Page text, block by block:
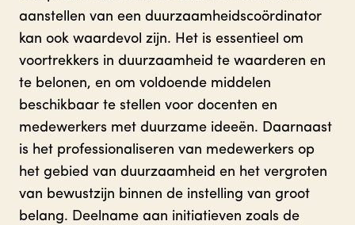
aanstellen van een duurzaamheidscoördinator
kan ook waardevol zijn. Het is essentieel om
voortrekkers in duurzaamheid te waarderen en
te belonen, en om voldoende middelen
beschikbaar te stellen voor docenten en
medewerkers met duurzame ideeën. Daarnaast
is het professionaliseren van medewerkers op
het gebied van duurzaamheid en het vergroten
van bewustzijn binnen de instelling van groot
belang. Deelname aan initiatieven zoals de